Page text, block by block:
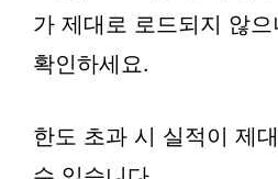
가 제대로 로드되지 않
확인하세요.
한도 초과 시 실적이 제